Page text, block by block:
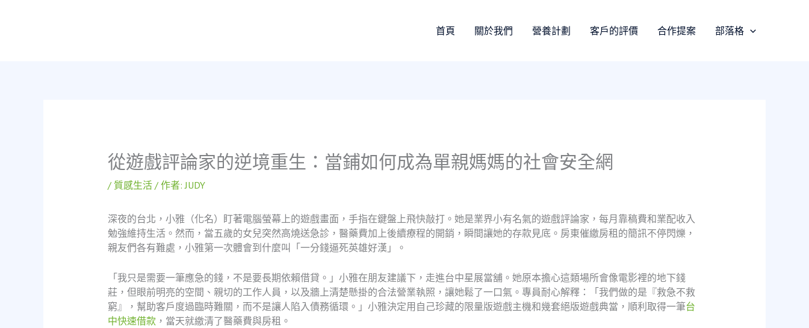
首頁 關於我們 營養計劃 客戶的評價 合作提案 部落格
從遊戲評論家的逆境重生：當鋪如何成為單親媽媽的社會安全網
/ 質感生活/ 作者:JUDY
深夜的台北，小雅（化名）盯著電腦螢幕上的遊戲畫面，手指在鍵盤上飛快敲打。她是業界小有名氣的遊戲評論家，每月靠稿費和業配收入
勉強維持生活。然而，當五歲的女兒突然高燒送急診，醫藥費加上後續療程的開銷，瞬間讓她的存款見底。房東催繳房租的簡訊不停閃爍，
親友們各有難處，小雅第一次體會到什麼叫「一分錢逼死英雄好漢」。
「我只是需要一筆應急的錢，不是要長期依賴借貸。」小雅在朋友建議下，走進台中星展當舖。她原本擔心這類場所會像電影裡的地下錢
莊，但眼前明亮的空間、親切的工作人員，以及牆上清楚懸掛的合法營業執照，讓她鬆了一口氣。專員耐心解釋：「我們做的是『救急不救
窮』，幫助客戶度過臨時難關，而不是讓人陷入債務循環。」小雅決定用自己珍藏的限量版遊戲主機和幾套絕版遊戲典當，順利取得一筆台
中快速借款，當天就繳清了醫藥費與房租。